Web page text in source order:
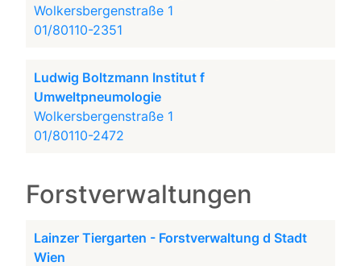
Wolkersbergenstraße 1
01/80110-2351
Ludwig Boltzmann Institut f
Umweltpneumologie
Wolkersbergenstraße 1
01/80110-2472
Forstverwaltungen
Lainzer Tiergarten - Forstverwaltung d Stadt
Wien